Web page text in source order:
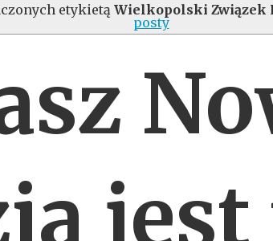
etykietą Wielkopolski Związek
posty